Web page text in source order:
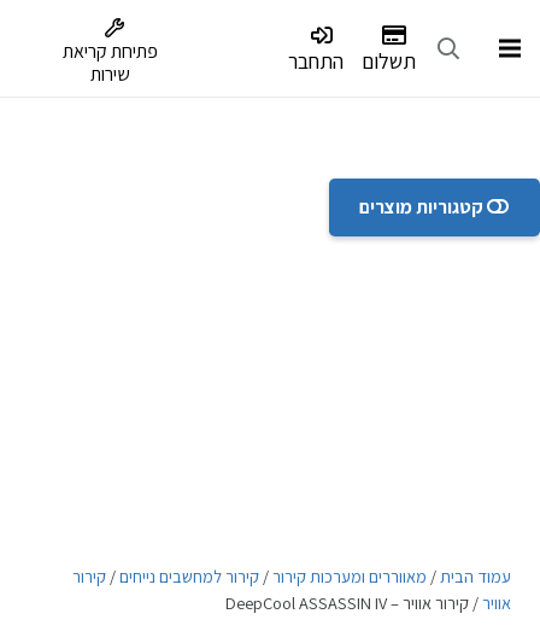
פתיחת קריאת
שירות
תשלום התחבר
קטגוריות מוצרים
עמוד הבית / מאווררים ומערכות קירור/ קירור למחשבים נייחים/ קירור
אוויר/ קירור אוויר – DeepCool ASSASSIN IV